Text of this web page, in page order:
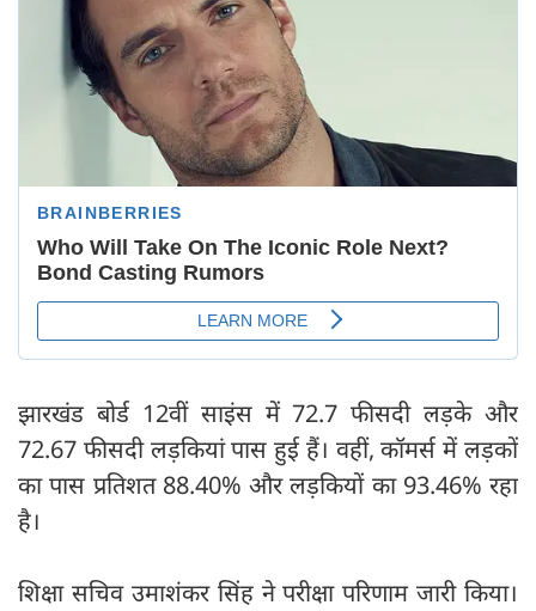
झारखंड बोर्ड 12वीं साइंस में 72.7 फीसदी लड़के और
72.67 फीसदी लड़कियां पास हुई हैं। वहीं, कॉमर्स में लड़कों
का पास प्रतिशत 88.40% और लड़कियों का 93.46% रहा
है।
शिक्षा सचिव उमाशंकर सिंह ने परीक्षा परिणाम जारी किया।